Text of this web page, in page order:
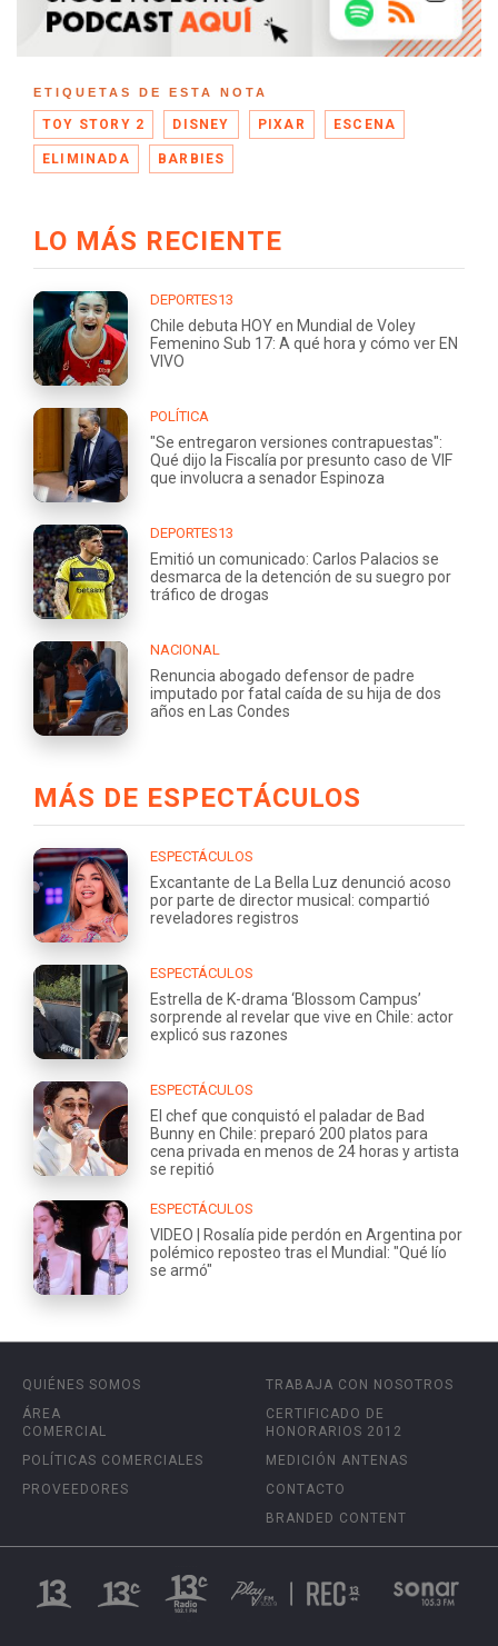
ETIQUETAS DE ESTA NOTA
TOY STORY 2 DISNEY PIXAR ESCENA
ELIMINADA BARBIES
LO MÁS RECIENTE
DEPORTES13
Chile debuta HOY en Mundial de Voley
Femenino Sub 17: A qué hora y cómo ver EN
VIVO
POLÍTICA
"Se entregaron versiones contrapuestas":
Qué dijo la Fiscalía por presunto caso de VIF
que involucra a senador Espinoza
DEPORTES13
Emitió un comunicado: Carlos Palacios se
desmarca de la detención de su suegro por
tráfico de drogas
NACIONAL
Renuncia abogado defensor de padre
imputado por fatal caída de su hija de dos
años en Las Condes
MÁS DE ESPECTÁCULOS
ESPECTÁCULOS
Excantante de La Bella Luz denunció acoso
por parte de director musical: compartió
reveladores registros
ESPECTÁCULOS
Estrella de K-drama ‘Blossom Campus’
sorprende al revelar que vive en Chile: actor
explicó sus razones
ESPECTÁCULOS
El chef que conquistó el paladar de Bad
Bunny en Chile: preparó 200 platos para
cena privada en menos de 24 horas y artista
se repitió
ESPECTÁCULOS
VIDEO | Rosalía pide perdón en Argentina por
polémico reposteo tras el Mundial: "Qué lío
se armó"
QUIÉNES SOMOS
ÁREA
COMERCIAL
POLÍTICAS COMERCIALES
PROVEEDORES
TRABAJA CON NOSOTROS
CERTIFICADO DE
HONORARIOS 2012
MEDICIÓN ANTENAS
CONTACTO
BRANDED CONTENT